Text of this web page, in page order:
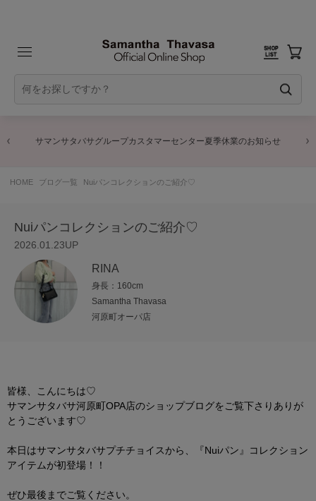
サマンサタバサグループカスタマーセンター夏季休業のお知らせ
HOME ブログ一覧 Nuiパンコレクションのご紹介♡
Nuiパンコレクションのご紹介♡
2026.01.23UP
RINA
Samantha Thavasa
身長：160cm
河原町オーパ店
皆様、こんにちは♡
サマンサタバサ河原町OPA店のショップブログをご覧下さりありが
とうございます♡
本日はサマンサタバサプチチョイスから、『Nuiパン』コレクション
アイテムが初登場！！
ぜひ最後までご覧ください。